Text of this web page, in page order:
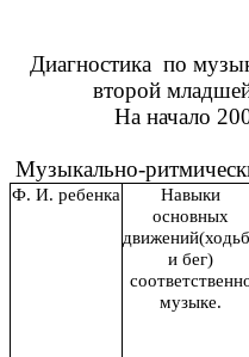
Диагностика по
второй
На начало
Музыкально-
Ф. И. ребенка
Навыки
основных
и бег)
музыке.